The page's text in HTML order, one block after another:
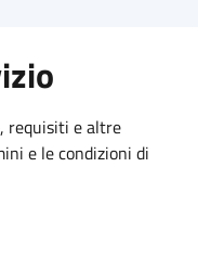
requisiti e altre
e le condizioni di